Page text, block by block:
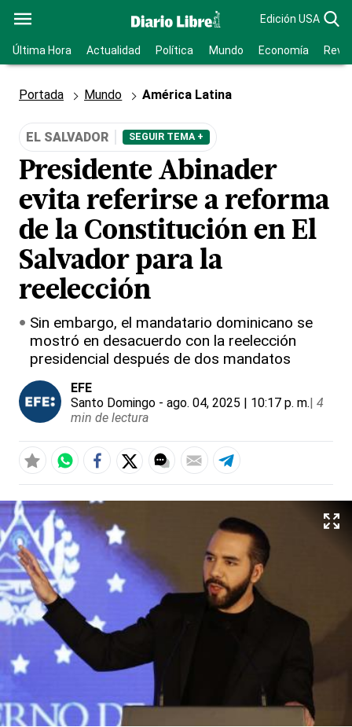
Edición USA
Última Hora Actualidad Política Mundo Economía
Portada Mundo América Latina
EL SALVADOR SEGUIR TEMA +
Presidente Abinader
evita referirse a reforma
de la Constitución en El
Salvador para la
reelección
Sin embargo, el mandatario dominicano se
mostró en desacuerdo con la reelección
presidencial después de dos mandatos
EFE
Santo Domingo - ago. 04, 2025 | 10:17 p. m.| 4
min de lectura